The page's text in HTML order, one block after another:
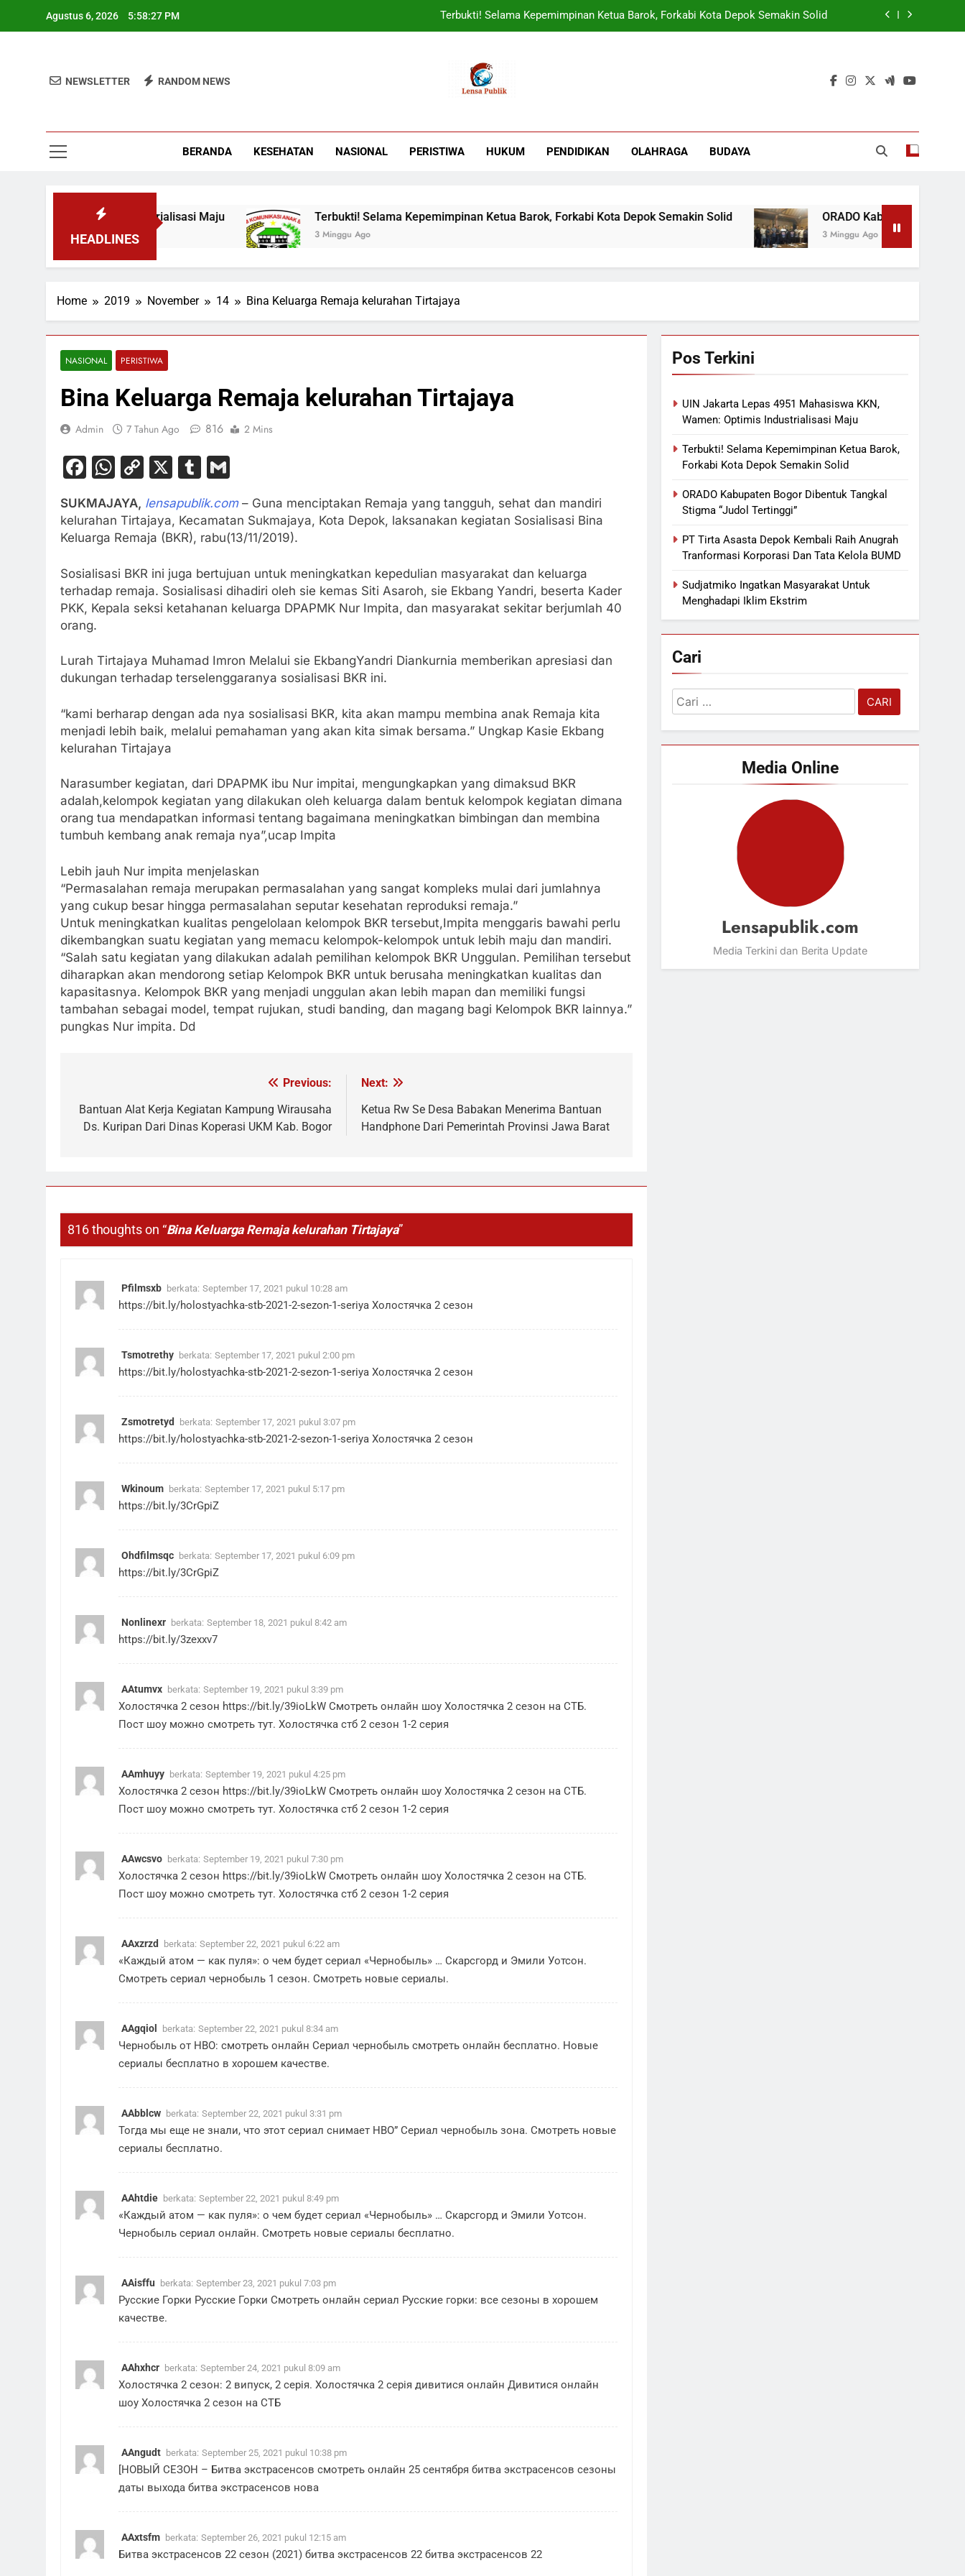
Agustus 6, 2026 5:58:28 PM
Terbukti! Selama Kepemimpinan Ketua Barok, Forkabi Kota Depok Semakin Solid
PT Tirta Asasta Depok Kembali Raih Anugrah Tranformasi Korporasi Dan Tata Kelola BUMD
Terbukti! Selama Kepemimpinan Ketua Barok, Forkabi Kota Depok Semakin Solid
NEWSLETTER RANDOM NEWS
BERANDA KESEHATAN NASIONAL PERISTIWA HUKUM PENDIDIKAN OLAHRAGA BUDAYA
HEADLINES
Optimis Industrialisasi Maju Terbukti! Selama Kepemimpinan Ketua Barok, Forkabi Kota Depok Semakin Solid
3 Minggu Ago
ORADO Kabupaten Bogor Dibentuk
3 Minggu Ago
Home 2019 November 14 Bina Keluarga Remaja kelurahan Tirtajaya
NASIONAL PERISTIWA
Bina Keluarga Remaja kelurahan Tirtajaya
Admin 7 Tahun Ago 816 2 Mins
Facebook
WhatsApp
Copy
X Tumblr
SUKMAJAYA, lensapublik.com– Guna menciptakan Remaja yang tangguh, sehat dan mandiri
kelurahan Tirtajaya, Kecamatan Sukmajaya, Kota Depok, laksanakan kegiatan Sosialisasi Bina
Keluarga Remaja (BKR), rabu(13/11/2019).
Sosialisasi BKR ini juga bertujuan untuk meningkatkan kepedulian masyarakat dan keluarga
terhadap remaja. Sosialisasi dihadiri oleh sie kemas Siti Asaroh, sie Ekbang Yandri, beserta Kader
PKK, Kepala seksi ketahanan keluarga DPAPMK Nur Impita, dan masyarakat sekitar berjumlah 40
orang.
Lurah Tirtajaya Muhamad Imron Melalui sie EkbangYandri Diankurnia memberikan apresiasi dan
dukungan terhadap terselenggaranya sosialisasi BKR ini.
“kami berharap dengan ada nya sosialisasi BKR, kita akan mampu membina anak Remaja kita
menjadi lebih baik, melalui pemahaman yang akan kita simak bersama.” Ungkap Kasie Ekbang
kelurahan Tirtajaya
Narasumber kegiatan, dari DPAPMK ibu Nur impitai, mengungkapkan yang dimaksud BKR
adalah,kelompok kegiatan yang dilakukan oleh keluarga dalam bentuk kelompok kegiatan dimana
orang tua mendapatkan informasi tentang bagaimana meningkatkan bimbingan dan membina
tumbuh kembang anak remaja nya”,ucap Impita
Lebih jauh Nur impita menjelaskan
“Permasalahan remaja merupakan permasalahan yang sangat kompleks mulai dari jumlahnya
yang cukup besar hingga permasalahan seputar kesehatan reproduksi remaja.”
Untuk meningkatkan kualitas pengelolaan kelompok BKR tersebut,Impita menggaris bawahi perlu
dikembangkan suatu kegiatan yang memacu kelompok-kelompok untuk lebih maju dan mandiri.
“Salah satu kegiatan yang dilakukan adalah pemilihan kelompok BKR Unggulan. Pemilihan tersebut
diharapkan akan mendorong setiap Kelompok BKR untuk berusaha meningkatkan kualitas dan
kapasitasnya. Kelompok BKR yang menjadi unggulan akan lebih mapan dan memiliki fungsi
tambahan sebagai model, tempat rujukan, studi banding, dan magang bagi Kelompok BKR lainnya.”
pungkas Nur impita. Dd
pos
Previous:
Bantuan Alat Kerja Kegiatan Kampung Wirausaha
Ds. Kuripan Dari Dinas Koperasi UKM Kab. Bogor
Next:
Ketua Rw Se Desa Babakan Menerima Bantuan
Handphone Dari Pemerintah Provinsi Jawa Barat
816 thoughts on “Bina Keluarga Remaja kelurahan Tirtajaya”
Pfilmsxb berkata: September 17, 2021 pukul 10:28 am
https://bit.ly/holostyachka-stb-2021-2-sezon-1-seriya Холостячка 2 сезон
Tsmotrethy berkata: September 17, 2021 pukul 2:00 pm
https://bit.ly/holostyachka-stb-2021-2-sezon-1-seriya Холостячка 2 сезон
Zsmotretyd berkata: September 17, 2021 pukul 3:07 pm
https://bit.ly/holostyachka-stb-2021-2-sezon-1-seriya Холостячка 2 сезон
Wkinoum berkata: September 17, 2021 pukul 5:17 pm
https://bit.ly/3CrGpiZ
Ohdfilmsqc berkata: September 17, 2021 pukul 6:09 pm
https://bit.ly/3CrGpiZ
Nonlinexr berkata: September 18, 2021 pukul 8:42 am
https://bit.ly/3zexxv7
AAtumvx berkata: September 19, 2021 pukul 3:39 pm
Холостячка 2 сезон https://bit.ly/39ioLkW Смотреть онлайн шоу Холостячка 2 сезон на СТБ.
Пост шоу можно смотреть тут. Холостячка стб 2 сезон 1-2 серия
AAmhuyy berkata: September 19, 2021 pukul 4:25 pm
Холостячка 2 сезон https://bit.ly/39ioLkW Смотреть онлайн шоу Холостячка 2 сезон на СТБ.
Пост шоу можно смотреть тут. Холостячка стб 2 сезон 1-2 серия
AAwcsvo berkata: September 19, 2021 pukul 7:30 pm
Холостячка 2 сезон https://bit.ly/39ioLkW Смотреть онлайн шоу Холостячка 2 сезон на СТБ.
Пост шоу можно смотреть тут. Холостячка стб 2 сезон 1-2 серия
AAxzrzd berkata: September 22, 2021 pukul 6:22 am
«Каждый атом — как пуля»: о чем будет сериал «Чернобыль» … Скарсгорд и Эмили Уотсон.
Смотреть сериал чернобыль 1 сезон. Смотреть новые сериалы.
AAgqiol berkata: September 22, 2021 pukul 8:34 am
Чернобыль от HBO: смотреть онлайн Сериал чернобыль смотреть онлайн бесплатно. Новые
сериалы бесплатно в хорошем качестве.
AAbblcw berkata: September 22, 2021 pukul 3:31 pm
Тогда мы еще не знали, что этот сериал снимает HBO” Сериал чернобыль зона. Смотреть новые
сериалы бесплатно.
AAhtdie berkata: September 22, 2021 pukul 8:49 pm
«Каждый атом — как пуля»: о чем будет сериал «Чернобыль» … Скарсгорд и Эмили Уотсон.
Чернобыль сериал онлайн. Смотреть новые сериалы бесплатно.
AAisffu berkata: September 23, 2021 pukul 7:03 pm
Русские Горки Русские Горки Смотреть онлайн сериал Русские горки: все сезоны в хорошем
качестве.
AAhxhcr berkata: September 24, 2021 pukul 8:09 am
Холостячка 2 сезон: 2 випуск, 2 серія. Холостячка 2 серія дивитися онлайн Дивитися онлайн
шоу Холостячка 2 сезон на СТБ
AAngudt berkata: September 25, 2021 pukul 10:38 pm
[НОВЫЙ СЕЗОН – Битва экстрасенсов смотреть онлайн 25 сентября битва экстрасенсов сезоны
даты выхода битва экстрасенсов нова
AAxtsfm berkata: September 26, 2021 pukul 12:15 am
Битва экстрасенсов 22 сезон (2021) битва экстрасенсов 22 битва экстрасенсов 22
Pos Terkini
UIN Jakarta Lepas 4951 Mahasiswa KKN,
Wamen: Optimis Industrialisasi Maju
Terbukti! Selama Kepemimpinan Ketua Barok,
Forkabi Kota Depok Semakin Solid
ORADO Kabupaten Bogor Dibentuk Tangkal
Stigma “Judol Tertinggi”
PT Tirta Asasta Depok Kembali Raih Anugrah
Tranformasi Korporasi Dan Tata Kelola BUMD
Sudjatmiko Ingatkan Masyarakat Untuk
Menghadapi Iklim Ekstrim
Cari
Cari
untuk:
Media Online
Lensapublik.com
Media Terkini dan Berita Update